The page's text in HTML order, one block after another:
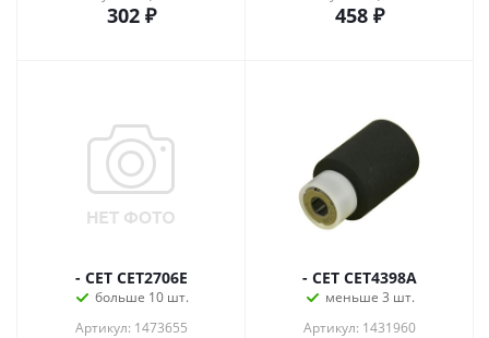
302₽ 458₽
- CET CET2706E
больше 10 шт.
Артикул: 1473655
- CET CET4398A
меньше 3 шт.
Артикул: 1431960